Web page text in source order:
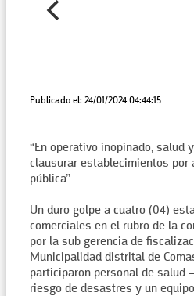
Publicado el: 24/01/2024 04:44:15
“En operativo inopinado, salud
clausurar establecimientos por
pública”
Un duro golpe a cuatro (04)
comerciales en el rubro de la
por la sub gerencia de
Municipalidad distrital de
participaron personal de salud
riesgo de desastres y un